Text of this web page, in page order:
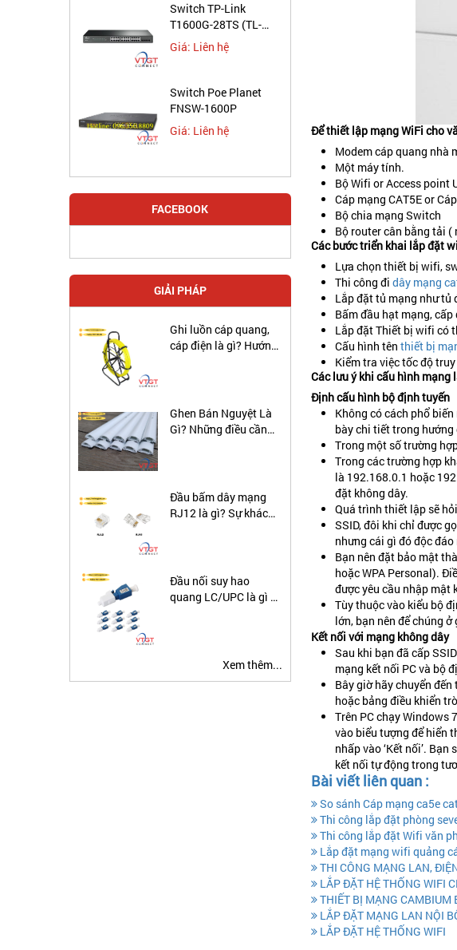
Switch TP-Link
T1600G-28TS (TL-
SG2424)
Giá: Liên hệ
Switch Poe Planet
FNSW-1600P
Giá: Liên hệ
FACEBOOK
GIẢI PHÁP
Ghi luồn cáp quang,
cáp điện là gì? Hướng
Ghen Bán Nguyệt Là
Gì? Những điều cần
Đầu bấm dây mạng
RJ12 là gì? Sự khác
Đầu nối suy hao
quang LC/UPC là gì ?
Xem thêm...
Để thiết lập mạng WiFi cho
Modem cáp quang nhà
Một máy tính.
Bộ Wifi or Access point
Cáp mạng CAT5E or
Bộ chia mạng Switch
Bộ router cân bằng tải (
Các bước triển khai lắp đặt
Lựa chọn thiết bị wifi,
Thi công đi dây mạng
Lắp đặt tủ mạng như tủ
Bấm đầu hạt mạng,
Lắp đặt Thiết bị wifi có
Cấu hình tên thiết bị
Kiểm tra việc tốc độ
Các lưu ý khi cấu hình mạng
Định cấu hình bộ định tuyến
Không có cách phổ
bày chi tiết trong hướng
Trong một số trường
Trong các trường hợp
là 192.168.0.1 hoặc
đặt không dây.
Quá trình thiết lập sẽ
SSID, đôi khi chỉ được
nhưng cái gì đó độc
Bạn nên đặt bảo mật
hoặc WPA Personal).
được yêu cầu nhập mật
Tùy thuộc vào kiểu bộ
lớn, bạn nên để chúng
Kết nối với mạng không dây
Sau khi bạn đã cấp
mạng kết nối PC và bộ
Bây giờ hãy chuyển
hoặc bảng điều khiển
Trên PC chạy Windows
vào biểu tượng để hiển
nhấp vào ‘Kết nối’.
kết nối tự động trong
Bài viết liên quan :
So sánh Cáp mạng ca5e
Thi công lắp đặt phòng
Thi công lắp đặt Wifi văn
Lắp đặt mạng wifi quảng
THI CÔNG MẠNG LAN,
LẮP ĐẶT HỆ THỐNG WIFI
THIẾT BỊ MẠNG CAMBIUM
LẮP ĐẶT MẠNG LAN NỘI
LẮP ĐẶT HỆ THỐNG WIFI